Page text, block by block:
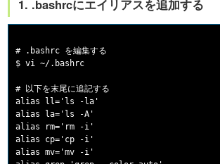
1. .bashrcにエイリアスを追加する
# .bashrc を編集する
$ vi ~/.bashrc
# 以下を末尾に追記する
alias ll='ls -la'
alias la='ls -A'
alias rm='rm -i'
alias cp='cp -i'
alias mv='mv -i'